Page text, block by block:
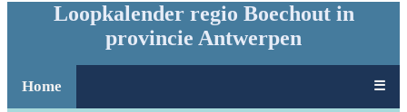
Loopkalender regio Boechout in
provincie Antwerpen
Home ☰